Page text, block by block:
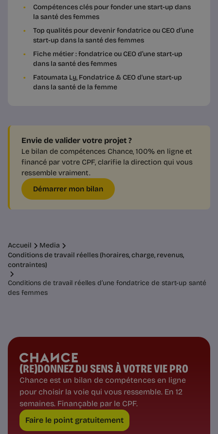
Compétences clés pour fonder une start-up dans
la santé des femmes
Top qualités pour devenir fondatrice ou CEO d’une
start-up dans la santé des femmes
Fiche métier : fondatrice ou CEO d’une start-up
dans la santé des femmes
Fatoumata Ly, Fondatrice & CEO d'une start-up
dans la santé de la femme
Envie de valider votre projet ?
Le bilan de compétences Chance, 100% en ligne et
financé par votre CPF, clarifie la direction qui vous
ressemble vraiment.
Démarrer mon bilan
Accueil
Media
Conditions de travail réelles (horaires, charge, revenus,
contraintes)
Conditions de travail réelles d’une fondatrice de start-up santé
des femmes
(RE)DONNEZ DU SENS À VOTRE VIE PRO
Chance est un bilan de compétences en ligne
pour choisir la voie qui vous ressemble. En 12
semaines. Finançable par le CPF.
Faire le point gratuitement